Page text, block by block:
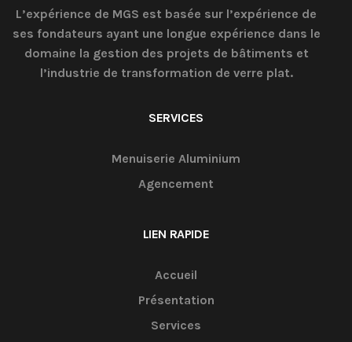
L’expérience de MGS est basée sur l’expérience de
ses fondateurs ayant une longue expérience dans le
domaine la gestion des projets de bâtiments et
l’industrie de transformation de verre plat.
SERVICES
Menuiserie Aluminium
Agencement
LIEN RAPIDE
Accueil
Présentation
Services